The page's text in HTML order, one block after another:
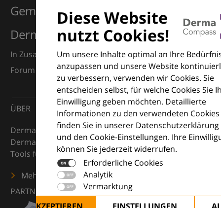
Diese Website
nutzt Cookies!
Um unsere Inhalte optimal an Ihre
anzupassen und unsere Website
zu verbessern, verwenden wir Cookies. Sie
entscheiden selbst, für welche Cookies Sie
Einwilligung geben möchten. Detaillierte
Informationen zu den verwendeten Cookies
finden Sie in unserer Datenschutzerklärung
und den Cookie-Einstellungen. Ihre
können Sie jederzeit widerrufen.
Erforderliche Cookies
Analytik
Vermarktung
Gemeinsam für Exzellenz in der
Dermatologie
In Zusammenarbeit mit dem European Dermatology
Forum (EDF) und Euroderm Excellence
ÜBER
DermaCompass ist Ihr digitaler Kompass für die
Dermatologie – mit Wissen, Bildern und praktischen
Tools für den klinischen Alltag.
Mehr erfahren
PARTNER